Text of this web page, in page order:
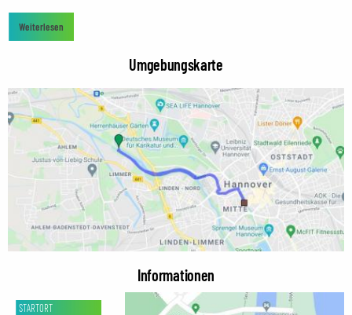
Weiterlesen
Umgebungskarte
Informationen
STARTORT